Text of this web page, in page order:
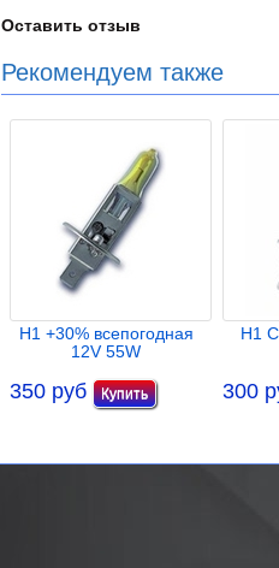
Оставить отзыв
Рекомендуем также
H1 +30% всепогодная
12V 55W
350 руб
H1
300